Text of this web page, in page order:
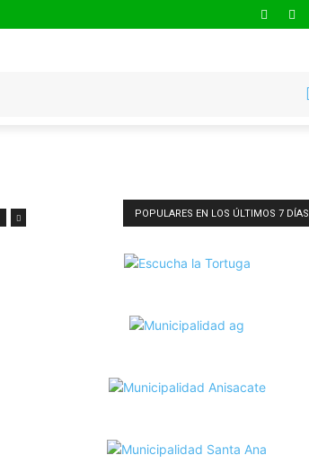
POPULARES EN LOS ÚLTIMOS 7 DÍAS